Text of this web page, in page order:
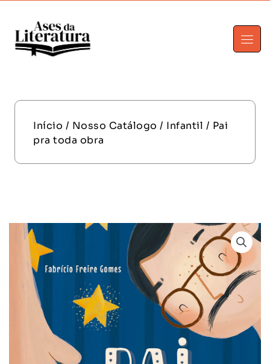
Início / Nosso Catálogo / Infantil / Pai
pra toda obra